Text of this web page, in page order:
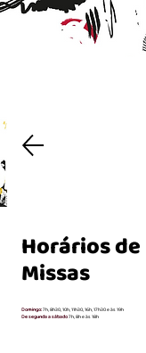
Horários de
Missas
Domingo:7h, 8h30, 10h, 11h30, 16h, 17h30 e às 19h
De segunda a sábado7h, 8h e às 18h